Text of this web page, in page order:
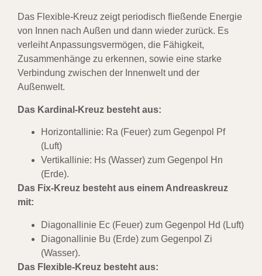
Das Flexible-Kreuz zeigt periodisch fließende Energie
von Innen nach Außen und dann wieder zurück. Es
verleiht Anpassungsvermögen, die Fähigkeit,
Zusammenhänge zu erkennen, sowie eine starke
Verbindung zwischen der Innenwelt und der
Außenwelt.
Das Kardinal-Kreuz besteht aus:
Horizontallinie: Ra (Feuer) zum Gegenpol Pf
(Luft)
Vertikallinie: Hs (Wasser) zum Gegenpol Hn
(Erde).
Das Fix-Kreuz besteht aus einem Andreaskreuz
mit:
Diagonallinie Ec (Feuer) zum Gegenpol Hd (Luft)
Diagonallinie Bu (Erde) zum Gegenpol Zi
(Wasser).
Das Flexible-Kreuz besteht aus: